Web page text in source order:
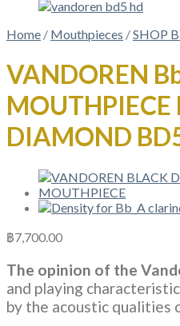
Home / Mouthpieces /SHOP
VANDOREN
MOUTHPIECE
DIAMOND
฿7,700.00
The opinion of the
and playing
by the acoustic qualities